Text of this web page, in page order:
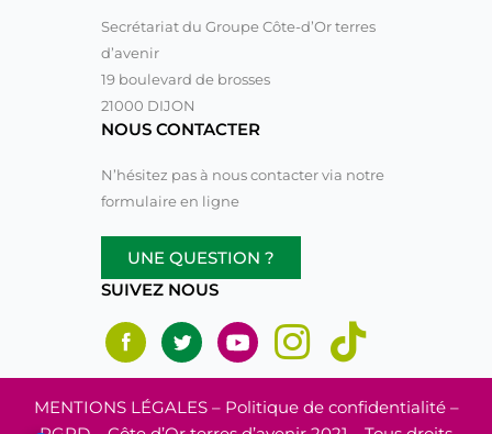
Secrétariat du Groupe Côte-d’Or terres
d’avenir
19 boulevard de brosses
21000 DIJON
NOUS CONTACTER
N’hésitez pas à nous contacter via notre
formulaire en ligne
UNE QUESTION ?
SUIVEZ NOUS
MENTIONS LÉGALES– Politique de confidentialité –